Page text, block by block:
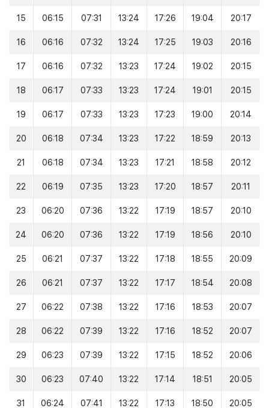
15 06:15 07:31 13:24 17:26 19:04 20:17
16 06:16 07:32 13:24 17:25 19:03 20:16
17 06:16 07:32 13:23 17:24 19:02 20:15
18 06:17 07:33 13:23 17:24 19:01 20:15
19 06:17 07:33 13:23 17:23 19:00 20:14
20 06:18 07:34 13:23 17:22 18:59 20:13
21 06:18 07:34 13:23 17:21 18:58 20:12
22 06:19 07:35 13:23 17:20 18:57 20:11
23 06:20 07:36 13:22 17:19 18:57 20:10
24 06:20 07:36 13:22 17:19 18:56 20:10
25 06:21 07:37 13:22 17:18 18:55 20:09
26 06:21 07:37 13:22 17:17 18:54 20:08
27 06:22 07:38 13:22 17:16 18:53 20:07
28 06:22 07:39 13:22 17:16 18:52 20:07
29 06:23 07:39 13:22 17:15 18:52 20:06
30 06:23 07:40 13:22 17:14 18:51 20:05
31 06:24 07:41 13:22 17:13 18:50 20:05